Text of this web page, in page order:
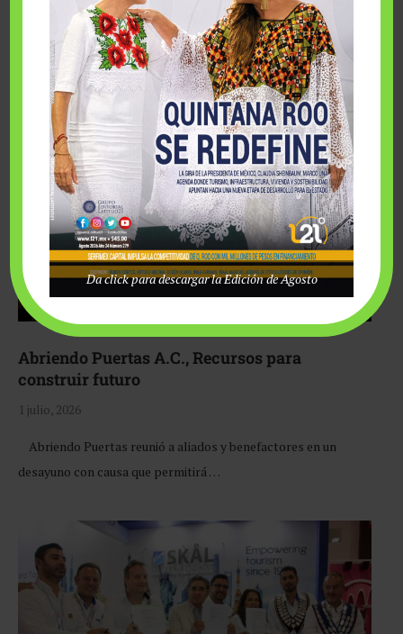
Fairmont Mayakoba y Make-A-Wish México unieron
esfuerzos para hacer realidad el deseo de una …
Abriendo Puertas A.C., Recursos para
construir futuro
1 julio, 2026
Abriendo Puertas reunió a aliados y benefactores en un
desayuno con causa que permitirá …
Da click para descargar la Edición de Agosto